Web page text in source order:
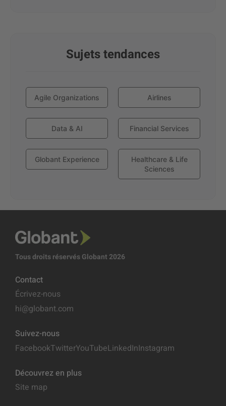
Sujets tendances
Agile Organizations Airlines
Data & AI Financial Services
Globant Experience
Healthcare & Life
Sciences
Tous droits réservés Globant 2026
Contact
Écrivez-nous
hi@globant.com
Suivez-nous
FacebookTwitterYouTubeLinkedInInstagram
Découvrez en plus
Site map